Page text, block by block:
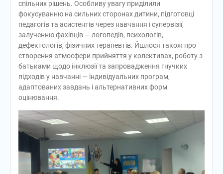
спільних рішень. Особливу увагу приділили
фокусуванню на сильних сторонах дитини, підготовці
педагогів та асистентів через навчання і супервізії,
залученню фахівців — логопедів, психологів,
дефектологів, фізичних терапевтів. Йшлося також про
створення атмосфери прийняття у колективах, роботу з
батьками щодо інклюзії та запровадження гнучких
підходів у навчанні — індивідуальних програм,
адаптованих завдань і альтернативних форм
оцінювання.